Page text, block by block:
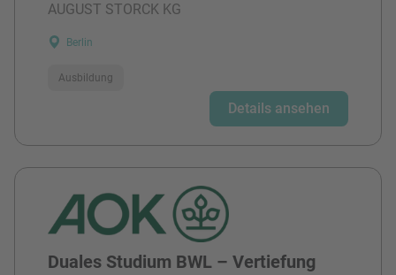
AUGUST STORCK KG
Berlin
Ausbildung
Details ansehen
Duales Studium BWL – Vertiefung